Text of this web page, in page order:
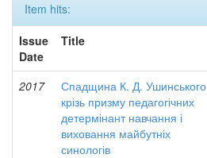
Item hits:
Issue
Date
Title
2017
Спадщина К. Д. Ушинського
крізь призму педагогічних
детермінант навчання і
виховання майбутніх
синологів